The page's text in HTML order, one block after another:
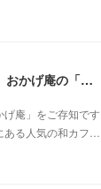
自分で焼いて食べる楽しみ。おかげ庵の「だんご三昧」
げ庵」をご存知です
る人気の和カフ…